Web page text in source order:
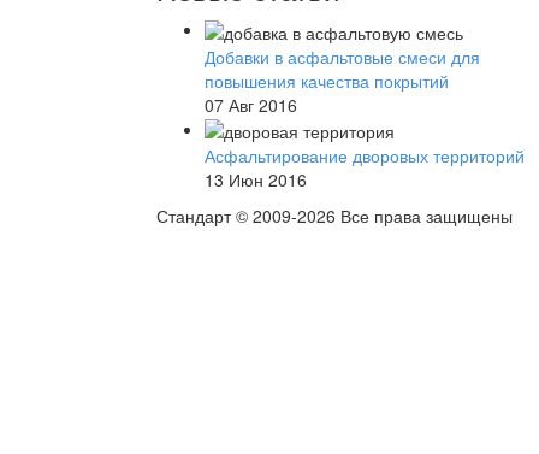
Добавки в асфальтовые смеси для
повышения качества покрытий
07 Авг 2016
Асфальтирование дворовых территорий
13 Июн 2016
Стандарт © 2009-2026 Все права защищены